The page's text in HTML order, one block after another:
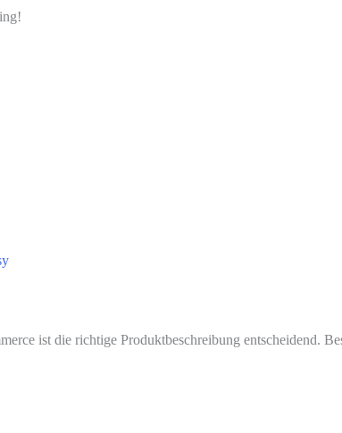
ist die richtige Produktbeschreibung entscheidend.